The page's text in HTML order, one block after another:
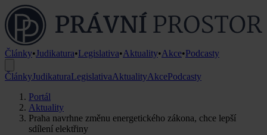
Články•Judikatura•Legislativa•Aktuality•Akce•Podcasty
ČlánkyJudikaturaLegislativaAktualityAkcePodcasty
Portál
Aktuality
Praha navrhne změnu energetického zákona, chce lepší
sdílení elektřiny